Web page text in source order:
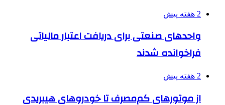
2 هفته پیش
واحدهای صنعتی برای دریافت اعتبار مالیاتی
فراخوانده شدند
2 هفته پیش
از موتورهای کم‌مصرف تا خودروهای هیبریدی